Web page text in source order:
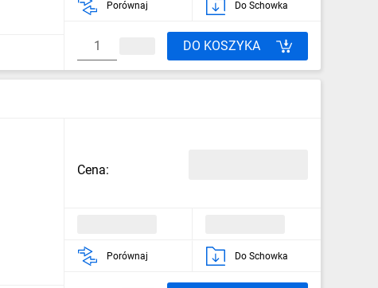
Porównaj Do Schowka
DO KOSZYKA
Cena:
Porównaj Do Schowka